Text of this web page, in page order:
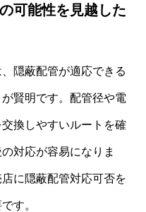
可能性を見越した
隠蔽配管が適応できる
賢明です。配管径や電
換しやすいルートを確
対応が容易になりま
に隠蔽配管対応可否を
す。